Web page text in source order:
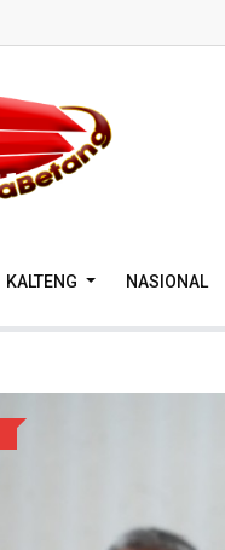
KALTENG NASIONAL